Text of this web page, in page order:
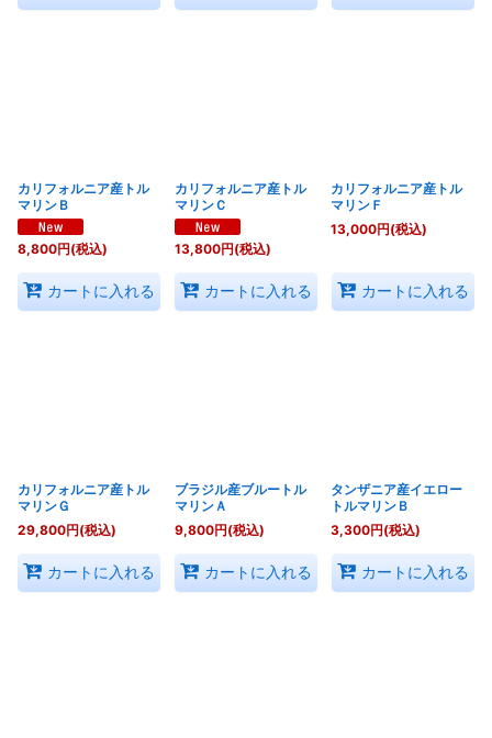
カリフォルニア産トル
マリンＢ
8,800円(税込)
カートに入れる
カリフォルニア産トル
マリンＣ
13,800円(税込)
カートに入れる
カリフォルニア産トル
マリンＦ
13,000円(税込)
カートに入れる
カリフォルニア産トル
マリンＧ
29,800円(税込)
カートに入れる
ブラジル産ブルートル
マリンＡ
9,800円(税込)
カートに入れる
タンザニア産イエロー
トルマリンＢ
3,300円(税込)
カートに入れる